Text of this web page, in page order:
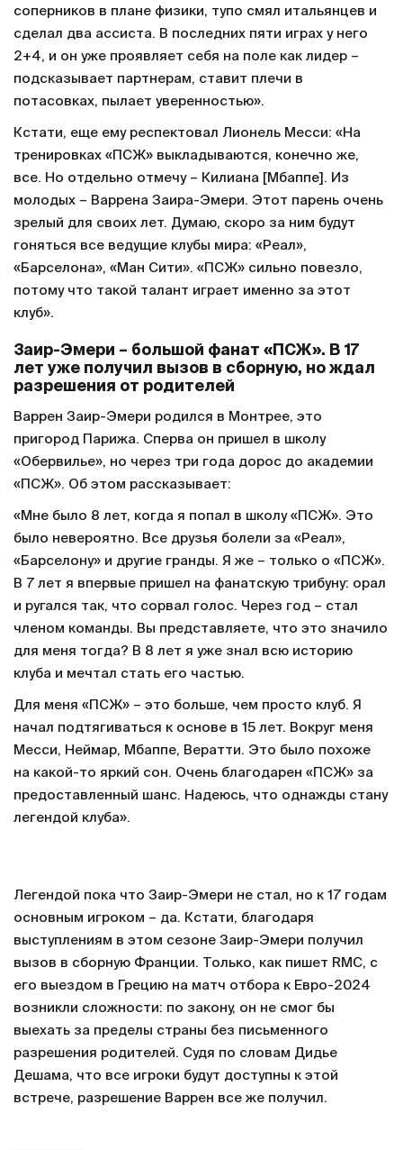
соперников в плане физики, тупо смял итальянцев и
сделал два ассиста. В последних пяти играх у него
2+4, и он уже проявляет себя на поле как лидер –
подсказывает партнерам, ставит плечи в
потасовках, пылает уверенностью».
Кстати, еще ему респектовал Лионель Месси: «На
тренировках «ПСЖ» выкладываются, конечно же,
все. Но отдельно отмечу – Килиана [Мбаппе]. Из
молодых – Варрена Заира-Эмери. Этот парень очень
зрелый для своих лет. Думаю, скоро за ним будут
гоняться все ведущие клубы мира: «Реал»,
«Барселона», «Ман Сити». «ПСЖ» сильно повезло,
потому что такой талант играет именно за этот
клуб».
Заир-Эмери – большой фанат «ПСЖ». В 17
лет уже получил вызов в сборную, но ждал
разрешения от родителей
Варрен Заир-Эмери родился в Монтрее, это
пригород Парижа. Сперва он пришел в школу
«Обервилье», но через три года дорос до академии
«ПСЖ». Об этом рассказывает:
«Мне было 8 лет, когда я попал в школу «ПСЖ». Это
было невероятно. Все друзья болели за «Реал»,
«Барселону» и другие гранды. Я же – только о «ПСЖ».
В 7 лет я впервые пришел на фанатскую трибуну: орал
и ругался так, что сорвал голос. Через год – стал
членом команды. Вы представляете, что это значило
для меня тогда? В 8 лет я уже знал всю историю
клуба и мечтал стать его частью.
Для меня «ПСЖ» – это больше, чем просто клуб. Я
начал подтягиваться к основе в 15 лет. Вокруг меня
Месси, Неймар, Мбаппе, Вератти. Это было похоже
на какой-то яркий сон. Очень благодарен «ПСЖ» за
предоставленный шанс. Надеюсь, что однажды стану
легендой клуба».
Легендой пока что Заир-Эмери не стал, но к 17 годам
основным игроком – да. Кстати, благодаря
выступлениям в этом сезоне Заир-Эмери получил
вызов в сборную Франции. Только, как пишет RMC, с
его выездом в Грецию на матч отбора к Евро-2024
возникли сложности: по закону, он не смог бы
выехать за пределы страны без письменного
разрешения родителей. Судя по словам Дидье
Дешама, что все игроки будут доступны к этой
встрече, разрешение Варрен все же получил.